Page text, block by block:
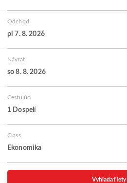
Odchod
pi 7. 8. 2026
Návrat
so 8. 8. 2026
Cestujúci
1 Dospelí
Class
Ekonomika
Vyhľadať lety